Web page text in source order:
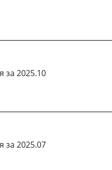
за 2025.10
за 2025.07